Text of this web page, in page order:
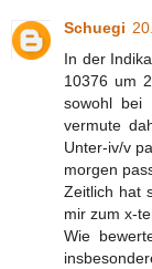
Schuegi
In der
10376 um
sowohl bei
vermute
Unter-iv/v
morgen
Zeitlich hat
mir zum x-
Wie